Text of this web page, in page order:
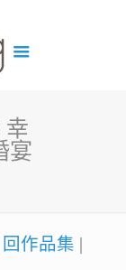
幸
宴
回作品集